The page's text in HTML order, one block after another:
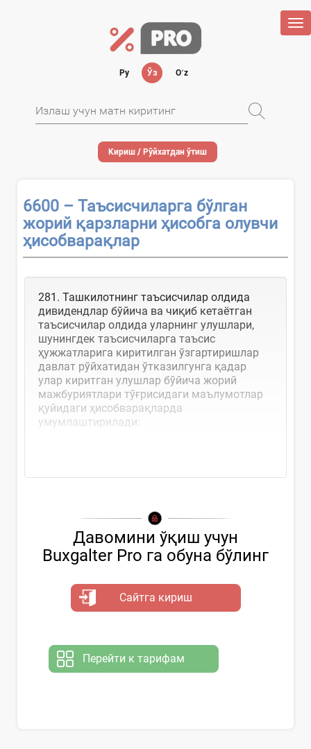
Ру Ўз Oʻz
Кириш / Рўйхатдан ўтиш
6600 – Таъсисчиларга бўлган
жорий қарзларни ҳисобга олувчи
ҳисобварақлар
281. Ташкилотнинг таъсисчилар олдида
дивидендлар бўйича ва чиқиб кетаётган
таъсисчилар олдида уларнинг улушлари,
шунингдек таъсисчиларга таъсис
ҳужжатларига киритилган ўзгартиришлар
давлат рўйхатидан ўтказилгунга қадар
улар киритган улушлар бўйича жорий
мажбуриятлари тўғрисидаги маълумотлар
қуйидаги ҳисобварақларда
умумлаштирилади:
Давомини ўқиш учун
Buxgalter Pro га обуна бўлинг
Сайтга кириш
Перейти к тарифам